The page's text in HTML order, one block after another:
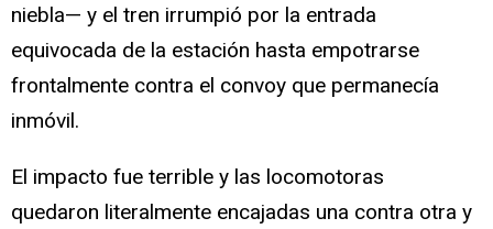
niebla— y el tren irrumpió por la entrada
equivocada de la estación hasta empotrarse
frontalmente contra el convoy que permanecía
inmóvil.
El impacto fue terrible y las locomotoras
quedaron literalmente encajadas una contra otra y